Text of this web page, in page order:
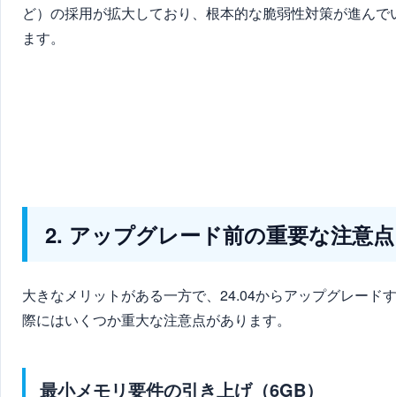
ど）の採用が拡大しており、根本的な脆弱性対策が進んで
ます。
2. アップグレード前の重要な注意点
大きなメリットがある一方で、24.04からアップグレード
際にはいくつか重大な注意点があります。
最小メモリ要件の引き上げ（6GB）